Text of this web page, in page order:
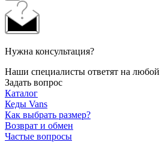
Нужна консультация?
Наши специалисты ответят на
Задать вопрос
Каталог
Кеды Vans
Как выбрать размер?
Возврат и обмен
Частые вопросы